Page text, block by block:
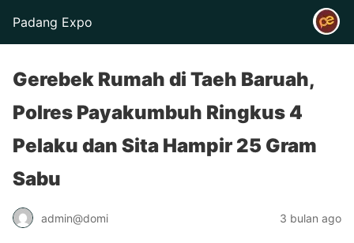
Padang Expo
Gerebek Rumah di Taeh Baruah,
Polres Payakumbuh Ringkus 4
Pelaku dan Sita Hampir 25 Gram
Sabu
admin@domi 3 bulan ago